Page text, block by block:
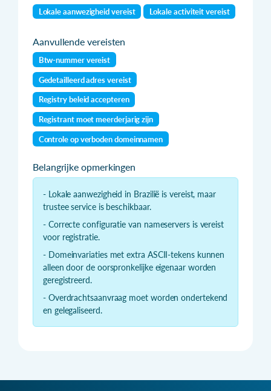
Lokale aanwezigheid vereist Lokale activiteit vereist
Aanvullende vereisten
Btw-nummer vereist
Gedetailleerd adres vereist
Registry beleid accepteren
Registrant moet meerderjarig zijn
Controle op verboden domeinnamen
Belangrijke opmerkingen
- Lokale aanwezigheid in Brazilië is vereist, maar
trustee service is beschikbaar.
- Correcte configuratie van nameservers is vereist
voor registratie.
- Domeinvariaties met extra ASCII-tekens kunnen
alleen door de oorspronkelijke eigenaar worden
geregistreerd.
- Overdrachtsaanvraag moet worden ondertekend
en gelegaliseerd.